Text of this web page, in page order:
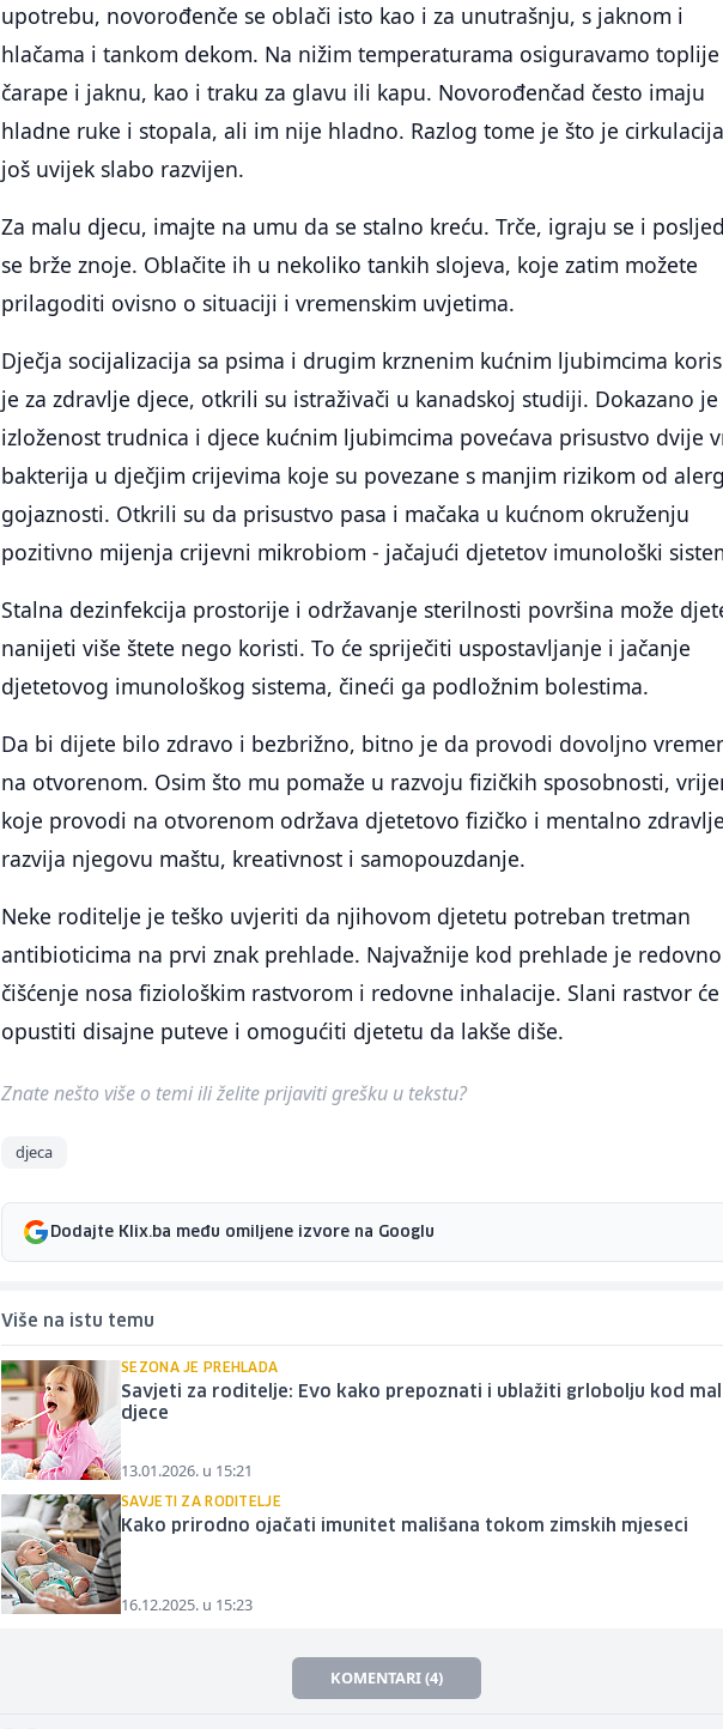
upotrebu, novorođenče se oblači isto kao i za unutrašnju, s jaknom i
hlačama i tankom dekom. Na nižim temperaturama osiguravamo toplije
čarape i jaknu, kao i traku za glavu ili kapu. Novorođenčad često imaju
hladne ruke i stopala, ali im nije hladno. Razlog tome je što je
još uvijek slabo razvijen.
Za malu djecu, imajte na umu da se stalno kreću. Trče, igraju se i
se brže znoje. Oblačite ih u nekoliko tankih slojeva, koje zatim možete
prilagoditi ovisno o situaciji i vremenskim uvjetima.
Dječja socijalizacija sa psima i drugim krznenim kućnim ljubimcima
je za zdravlje djece, otkrili su istraživači u kanadskoj studiji. Dokazano
izloženost trudnica i djece kućnim ljubimcima povećava prisustvo dvije
bakterija u dječjim crijevima koje su povezane s manjim rizikom od
gojaznosti. Otkrili su da prisustvo pasa i mačaka u kućnom okruženju
pozitivno mijenja crijevni mikrobiom - jačajući djetetov imunološki
Stalna dezinfekcija prostorije i održavanje sterilnosti površina može
nanijeti više štete nego koristi. To će spriječiti uspostavljanje i jačanje
djetetovog imunološkog sistema, čineći ga podložnim bolestima.
Da bi dijete bilo zdravo i bezbrižno, bitno je da provodi dovoljno
na otvorenom. Osim što mu pomaže u razvoju fizičkih sposobnosti,
koje provodi na otvorenom održava djetetovo fizičko i mentalno
razvija njegovu maštu, kreativnost i samopouzdanje.
Neke roditelje je teško uvjeriti da njihovom djetetu potreban tretman
antibioticima na prvi znak prehlade. Najvažnije kod prehlade je redovno
čišćenje nosa fiziološkim rastvorom i redovne inhalacije. Slani rastvor će
opustiti disajne puteve i omogućiti djetetu da lakše diše.
Znate nešto više o temi ili želite prijaviti grešku u tekstu?
djeca
Dodajte Klix.ba među omiljene izvore na Googlu
Više na istu temu
SEZONA JE PREHLADA
Savjeti za roditelje: Evo kako prepoznati i ublažiti grlobolju kod
djece
13.01.2026. u 15:21
SAVJETI ZA RODITELJE
Kako prirodno ojačati imunitet mališana tokom zimskih mjeseci
16.12.2025. u 15:23
KOMENTARI (4)